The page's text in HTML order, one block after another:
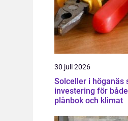
30 juli 2026
Solceller i höganäs smart
investering för både
plånbok och klimat